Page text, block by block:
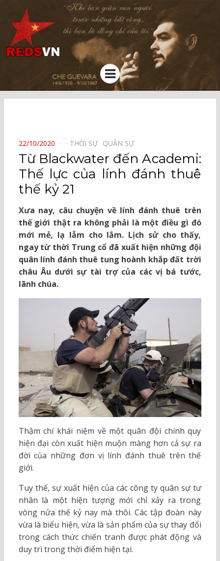
Kênh chia sẻ tri thức cộng đồng
Menu
POSTED
ON
22/10/2020 THỜI SỰ⠀ QUÂN SỰ⠀
Từ Blackwater đến Academi:
Thế lực của lính đánh thuê
thế kỷ 21
Xưa nay, câu chuyện về lính đánh thuê trên
thế giới thật ra không phải là một điều gì đó
mới mẻ, lạ lẫm cho lắm. Lịch sử cho thấy,
ngay từ thời Trung cổ đã xuất hiện những đội
quân lính đánh thuê tung hoành khắp đất trời
châu Âu dưới sự tài trợ của các vị bá tước,
lãnh chúa.
Thậm chí khái niệm về một quân đội chính quy
hiện đại còn xuất hiện muộn màng hơn cả sự ra
đời của những đơn vị lính đánh thuê trên thế
giới.
Tuy thế, sự xuất hiện của các công ty quân sự tư
nhân là một hiện tượng mới chỉ xảy ra trong
vòng nửa thế kỷ nay mà thôi. Các tập đoàn này
vừa là biểu hiện, vừa là sản phẩm của sự thay đổi
trong cách thức chiến tranh được phát động và
duy trì trong thời điểm hiện tại.